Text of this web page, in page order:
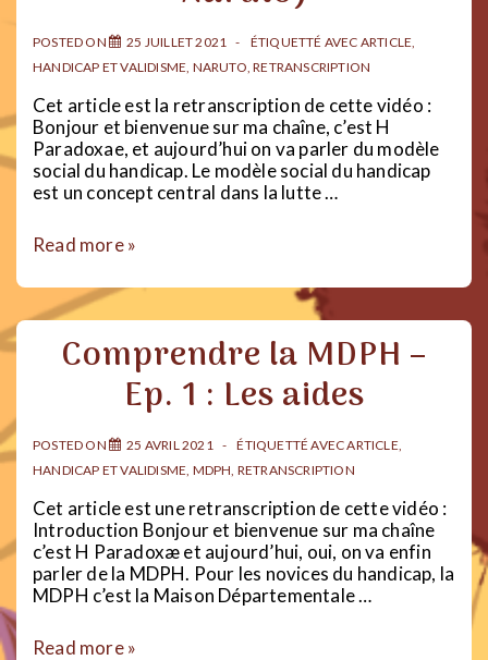
POSTED ON 25 JUILLET 2021 ÉTIQUETTÉ AVEC ARTICLE,
HANDICAP ET VALIDISME, NARUTO,RETRANSCRIPTION
Cet article est la retranscription de cette vidéo :
Bonjour et bienvenue sur ma chaîne, c’est H
Paradoxae, et aujourd’hui on va parler du modèle
social du handicap. Le modèle social du handicap
est un concept central dans la lutte …
Le
social
du
(expliqué
Read more »
Comprendre la MDPH –
Ep. 1 : Les aides
POSTED ON 25 AVRIL 2021 ÉTIQUETTÉ AVECARTICLE,
HANDICAP ET VALIDISME, MDPH, RETRANSCRIPTION
Cet article est une retranscription de cette vidéo :
Introduction Bonjour et bienvenue sur ma chaîne
c’est H Paradoxæ et aujourd’hui, oui, on va enfin
parler de la MDPH. Pour les novices du handicap, la
MDPH c’est la Maison Départementale …
Comprendre
Read more »